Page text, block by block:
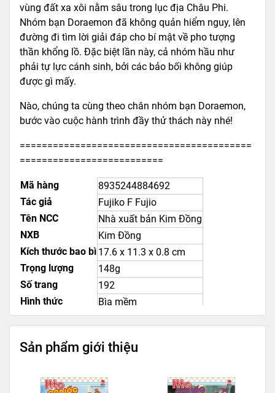
vùng đất xa xôi nằm sâu trong lục địa Châu Phi.
Nhóm bạn Doraemon đã không quản hiểm nguy, lên
đường đi tìm lời giải đáp cho bí mật về pho tượng
thần khổng lồ. Đặc biệt lần này, cả nhóm hầu như
phải tự lực cánh sinh, bởi các bảo bối không giúp
được gì mấy.
Nào, chúng ta cùng theo chân nhóm bạn Doraemon,
bước vào cuộc hành trình đầy thử thách này nhé!
==========================================
==========================
Mã hàng
8935244884692
Tác giả
Fujiko F Fujio
Tên NCC
Nhà xuất bản Kim Đồng
NXB
Kim Đồng
Kích thước bao bì 17.6 x 11.3 x 0.8 cm
Trọng lượng
148g
Số trang
192
Hình thức
Bìa mềm
Sản phẩm giới thiệu